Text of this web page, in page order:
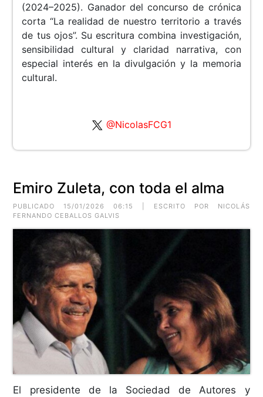
(2024–2025). Ganador del concurso de crónica
corta “La realidad de nuestro territorio a través
de tus ojos”. Su escritura combina investigación,
sensibilidad cultural y claridad narrativa, con
especial interés en la divulgación y la memoria
cultural.
@NicolasFCG1
Emiro Zuleta, con toda el alma
PUBLICADO 15/01/2026 06:15 | ESCRITO POR NICOLÁS
FERNANDO CEBALLOS GALVIS
El presidente de la Sociedad de Autores y